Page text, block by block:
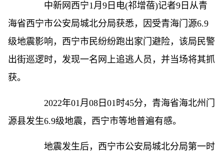
中新网 西宁1月9日电(祁增蓓)记者9日从青
海省西宁市公安局城北分局获悉，因受青海门源6.9
级地震影响，西宁市民纷纷跑出家门避险，该局民警
出街巡逻时，发现一名网上追逃人员，并当场将其抓
获。
2022年01月08日01时45分，青海省海北州门
源县发生6.9级地震，西宁市等地普遍有感。
地震发生后，西宁市公安局城北分局第一时